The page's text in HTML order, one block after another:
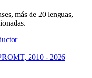
más de 20 lenguas,
2010 - 2026